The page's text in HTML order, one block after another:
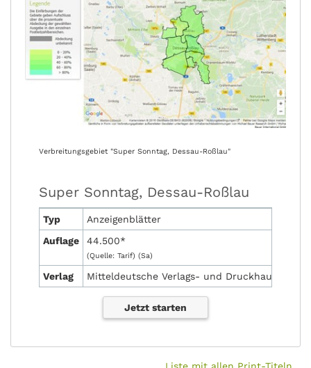
Verbreitungsgebiet "Super Sonntag, Dessau-Roßlau"
Super Sonntag, Dessau-Roßlau
Typ
Anzeigenblätter
Auflage
44.500*
(Quelle: Tarif) (Sa)
Verlag Mitteldeutsche Verlags- und Druckhaus GmbH
Jetzt starten